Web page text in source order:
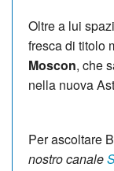
Oltre a lui
fresca di titolo
Moscon, che
nella nuova
Per ascoltare
nostro canale